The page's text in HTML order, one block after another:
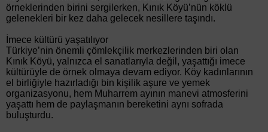
örneklerinden birini sergilerken, Kınık Köyü’nün köklü
gelenekleri bir kez daha gelecek nesillere taşındı.
İmece kültürü yaşatılıyor
Türkiye’nin önemli çömlekçilik merkezlerinden biri olan
Kınık Köyü, yalnızca el sanatlarıyla değil, yaşattığı imece
kültürüyle de örnek olmaya devam ediyor. Köy kadınlarının
el birliğiyle hazırladığı bin kişilik aşure ve yemek
organizasyonu, hem Muharrem ayının manevi atmosferini
yaşattı hem de paylaşmanın bereketini aynı sofrada
buluşturdu.